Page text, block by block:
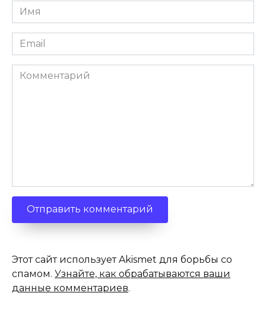
Имя
*
Email
*
Комментарий
Этот сайт использует Akismet для борьбы со
спамом. Узнайте, как обрабатываются ваши
данные комментариев.